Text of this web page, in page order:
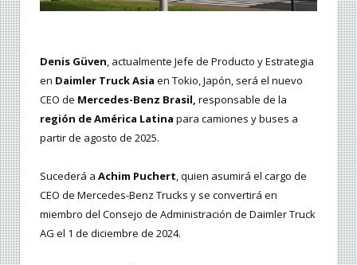
Denis Güven, actualmente Jefe de Producto y Estrategia
en Daimler Truck Asia en Tokio, Japón, será el nuevo
CEO de Mercedes-Benz Brasil, responsable de la
región de América Latina para camiones y buses a
partir de agosto de 2025.
Sucederá a Achim Puchert, quien asumirá el cargo de
CEO de Mercedes-Benz Trucks y se convertirá en
miembro del Consejo de Administración de Daimler Truck
AG el 1 de diciembre de 2024.